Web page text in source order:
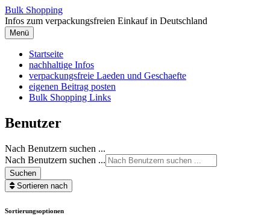
Zum
Inhalt
springen
Bulk Shopping
Infos zum verpackungsfreien Einkauf in Deutschland
Menü
Startseite
nachhaltige Infos
verpackungsfreie Laeden und Geschaefte
eigenen Beitrag posten
Bulk Shopping Links
Benutzer
Nach Benutzern suchen ...
Nach Benutzern suchen ...
Suchen
Sortieren nach
Sortierungsoptionen